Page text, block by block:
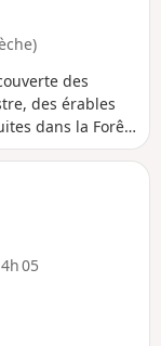
des
des érables
dans la Forêt
les sapins
4h 05